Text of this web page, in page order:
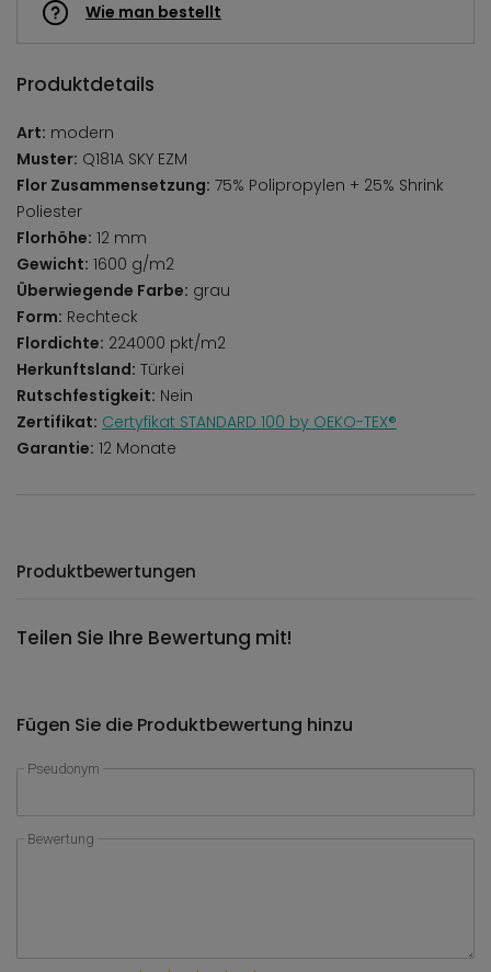
Wie man bestellt
Produktdetails
Art: modern
Muster: Q181A SKY EZM
Flor Zusammensetzung: 75% Polipropylen + 25% Shrink
Poliester
Florhöhe: 12 mm
Gewicht: 1600 g/m2
Überwiegende Farbe: grau
Form: Rechteck
Flordichte: 224000 pkt/m2
Herkunftsland: Türkei
Rutschfestigkeit: Nein
Zertifikat: Certyfikat STANDARD 100 by OEKO-TEX®
Garantie: 12 Monate
Produktbewertungen
Teilen Sie Ihre Bewertung mit!
Fügen Sie die Produktbewertung hinzu
Pseudonym
Bewertung